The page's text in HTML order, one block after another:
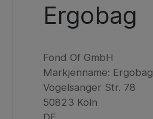
Ergobag
Fond Of GmbH
Markjenname: Ergobag
Vogelsanger Str. 78
50823 Köln